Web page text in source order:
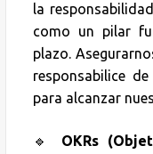
la
como un pilar
plazo.
responsabilice
para alcanzar
🔹 OKRs